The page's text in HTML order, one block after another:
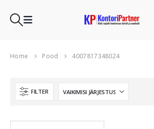
Home Pood 4007817348024
FILTER